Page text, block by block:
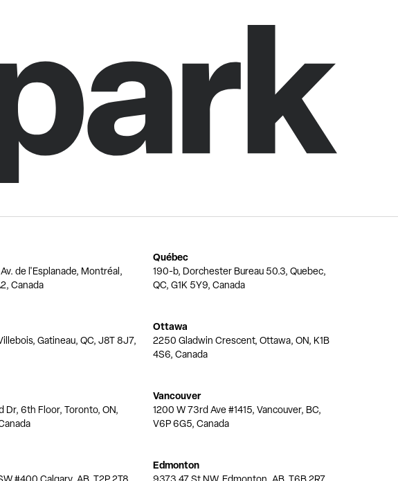
de l'Esplanade, Montréal,
Canada
Québec
190-b, Dorchester Bureau 50.3, Quebec,
QC, G1K 5Y9, Canada
Gatineau, QC, J8T 8J7,
Ottawa
2250 Gladwin Crescent, Ottawa, ON, K1B
4S6, Canada
Dr, 6th Floor, Toronto, ON,
Vancouver
1200 W 73rd Ave #1415, Vancouver, BC,
V6P 6G5, Canada
Edmonton